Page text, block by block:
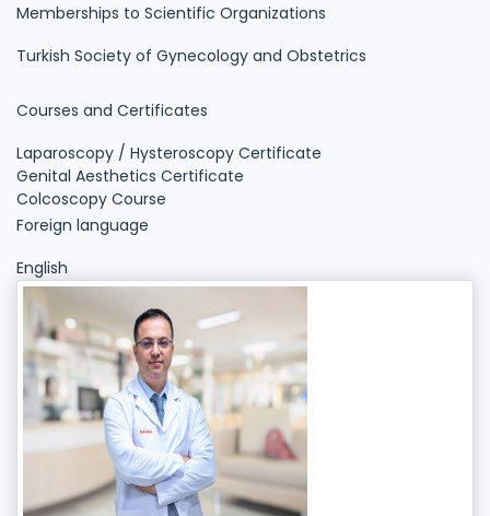
Memberships to Scientific Organizations
Turkish Society of Gynecology and Obstetrics
Courses and Certificates
Laparoscopy / Hysteroscopy Certificate
Genital Aesthetics Certificate
Colcoscopy Course
Foreign language
English